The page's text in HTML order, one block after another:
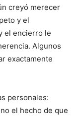
creyó merecer
y el
el encierro le
Algunos
exactamente
personales:
el hecho de que